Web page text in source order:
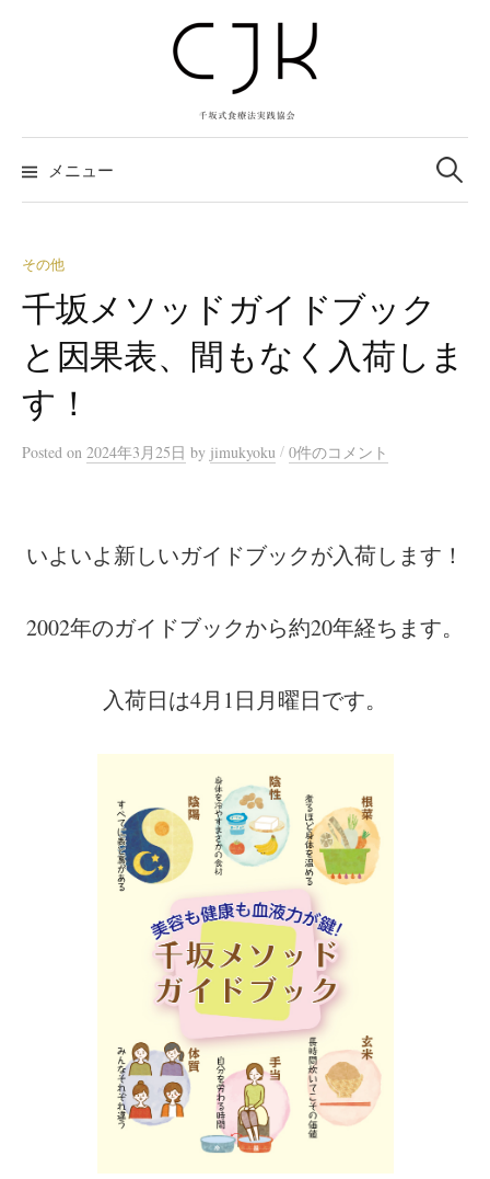
ツ
へ メニュー
検
索:
その他
千坂メソッドガイドブック
と因果表、間もなく入荷しま
す！
Posted on 2024年3月25日 by jimukyoku / 0件のコメント
いよいよ新しいガイドブックが入荷します！
2002年のガイドブックから約20年経ちます。
入荷日は4月1日月曜日です。